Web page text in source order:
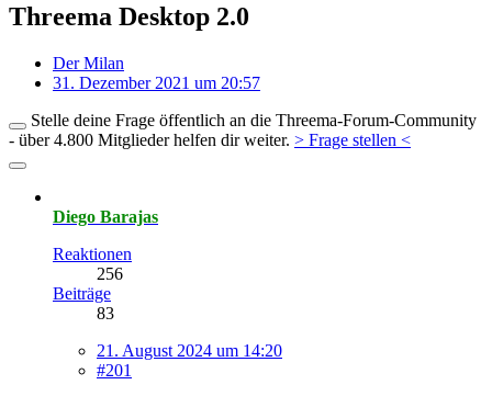
Threema Desktop 2.0
Der Milan
31. Dezember 2021 um 20:57
Stelle deine Frage öffentlich an die Threema-Forum-Community
- über 4.800 Mitglieder helfen dir weiter. > Frage stellen <
Diego Barajas
Reaktionen
256
Beiträge
83
21. August 2024 um 14:20
#201